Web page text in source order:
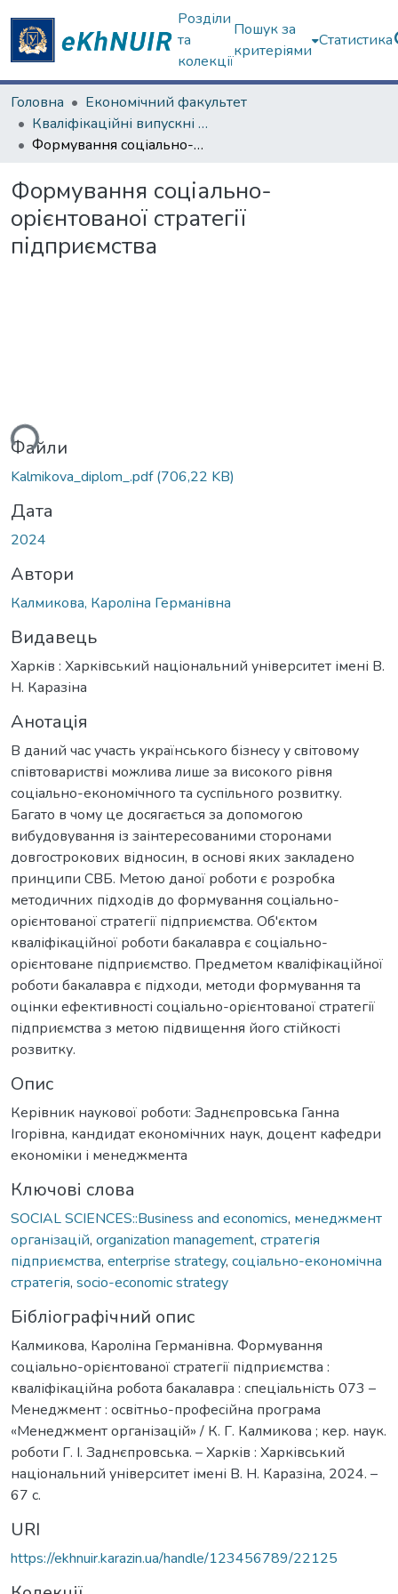
Розділи
та
колекції
Пошук за
критеріями
Статистика
Головна
Економічний факультет
Кваліфікаційні випускні роботи бакалаврів. Економічний факультет
Формування соціально-орієнтованої стратегії підприємства
Формування соціально-
орієнтованої стратегії
підприємства
Файли
Kalmikova_diplom_.pdf(706,22 KB)
Дата
2024
Автори
Калмикова, Кароліна Германівна
Видавець
Харків : Харківський національний університет імені В.
Н. Каразіна
Анотація
В даний час участь українського бізнесу у світовому
співтоваристві можлива лише за високого рівня
соціально-економічного та суспільного розвитку.
Багато в чому це досягається за допомогою
вибудовування із заінтересованими сторонами
довгострокових відносин, в основі яких закладено
принципи СВБ. Метою даної роботи є розробка
методичних підходів до формування соціально-
орієнтованої стратегії підприємства. Об'єктом
кваліфікаційної роботи бакалавра є соціально-
орієнтоване підприємство. Предметом кваліфікаційної
роботи бакалавра є підходи, методи формування та
оцінки ефективності соціально-орієнтованої стратегії
підприємства з метою підвищення його стійкості
розвитку.
Опис
Керівник наукової роботи: Заднєпровська Ганна
Ігорівна, кандидат економічних наук, доцент кафедри
економіки і менеджмента
Ключові слова
SOCIAL SCIENCES::Business and economics, менеджмент
організацій, organization management, стратегія
підприємства, enterprise strategy, соціально-економічна
стратегія, socio-economic strategy
Бібліографічний опис
Калмикова, Кароліна Германівна. Формування
соціально-орієнтованої стратегії підприємства :
кваліфікаційна робота бакалавра : спеціальність 073 –
Менеджмент : освітньо-професійна програма
«Менеджмент організацій» / К. Г. Калмикова ; кер. наук.
роботи Г. І. Заднєпровська. – Харків : Харківський
національний університет імені В. Н. Каразіна, 2024. –
67 с.
URI
https://ekhnuir.karazin.ua/handle/123456789/22125